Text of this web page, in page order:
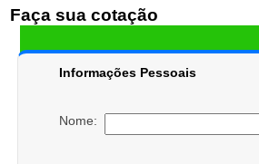
Faça sua cotação
Informações Pessoais
Nome: